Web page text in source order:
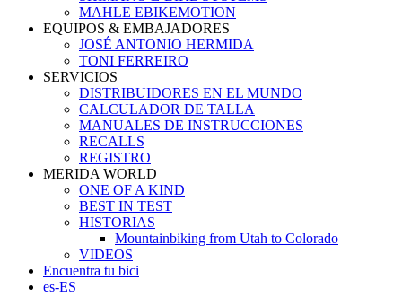
MAHLE EBIKEMOTION
EQUIPOS & EMBAJADORES
JOSÉ ANTONIO HERMIDA
TONI FERREIRO
SERVICIOS
DISTRIBUIDORES EN EL MUNDO
CALCULADOR DE TALLA
MANUALES DE INSTRUCCIONES
RECALLS
REGISTRO
MERIDA WORLD
ONE OF A KIND
BEST IN TEST
HISTORIAS
Mountainbiking from Utah to Colorado
VIDEOS
Encuentra tu bici
es-ES